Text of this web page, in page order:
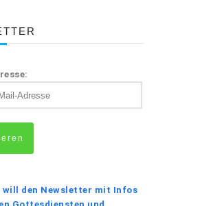
will den Newsletter mit Infos